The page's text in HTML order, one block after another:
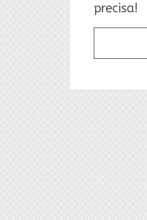
precisa!